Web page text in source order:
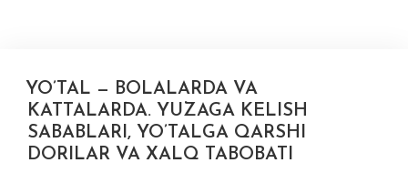
YO’TAL — BOLALARDA VA
KATTALARDA. YUZAGA KELISH
SABABLARI, YO’TALGA QARSHI
DORILAR VA XALQ TABOBATI